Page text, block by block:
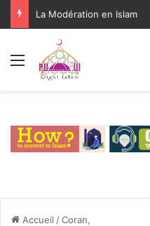
La Modération en Islam
Menu
Accueil /Coran,